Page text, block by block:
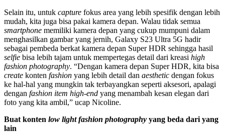
Selain itu, untuk capture fokus area yang lebih spesifik dengan lebih
mudah, kita juga bisa pakai kamera depan. Walau tidak semua
smartphone memiliki kamera depan yang cukup mumpuni dalam
menghasilkan gambar yang jernih, Galaxy S23 Ultra 5G hadir
sebagai pembeda berkat kamera depan Super HDR sehingga hasil
selfie bisa lebih tajam untuk mempertegas detail dari kreasi high
fashion photography. “Dengan kamera depan Super HDR, kita bisa
create konten fashion yang lebih detail dan aesthetic dengan fokus
ke hal-hal yang mungkin tak terbayangkan seperti aksesori, apalagi
dengan fashion item high-end yang menambah kesan elegan dari
foto yang kita ambil,” ucap Nicoline.
Buat konten low light fashion photography yang beda dari yang
lain